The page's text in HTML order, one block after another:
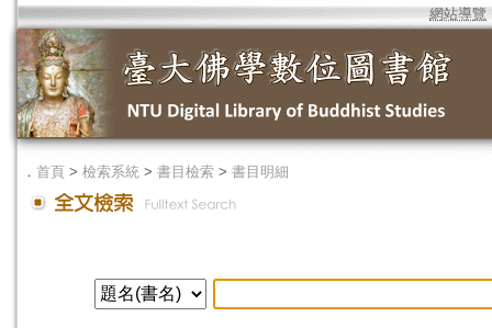
網站導覽
． 首頁 > 檢索系統 > 書目檢索 > 書目明細